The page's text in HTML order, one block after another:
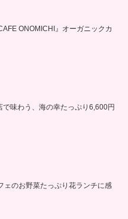
ONOMICHI』オーガニックカ
味わう、海の幸たっぷり6,600円
ェのお野菜たっぷり花ランチに感